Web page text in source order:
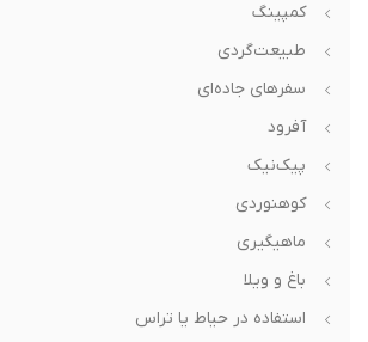
کمپینگ
طبیعت‌گردی
سفرهای جاده‌ای
آفرود
پیک‌نیک
کوهنوردی
ماهیگیری
باغ و ویلا
استفاده در حیاط یا تراس